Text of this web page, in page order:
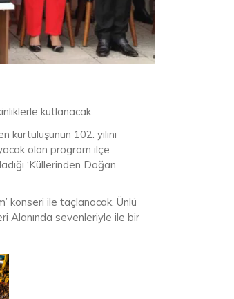
kutlanacak.
102. yılını
olan program ilçe
‘Küllerinden Doğan
konseri ile taçlanacak. Ünlü
Alanında sevenleriyle ile bir